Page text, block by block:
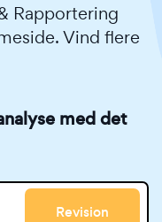
Rapportering
Vind flere
med det
Revision